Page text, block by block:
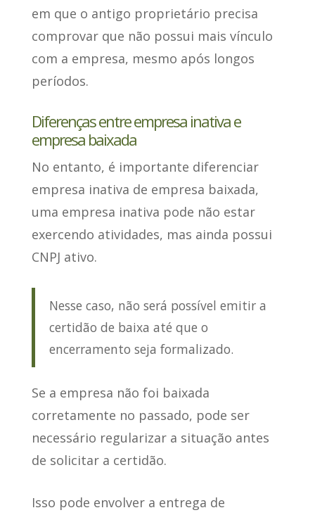
em que o antigo proprietário precisa
comprovar que não possui mais vínculo
com a empresa, mesmo após longos
períodos.
Diferenças entre empresa inativa e
empresa baixada
No entanto, é importante diferenciar
empresa inativa de empresa baixada,
uma empresa inativa pode não estar
exercendo atividades, mas ainda possui
CNPJ ativo.
Nesse caso, não será possível emitir a
certidão de baixa até que o
encerramento seja formalizado.
Se a empresa não foi baixada
corretamente no passado, pode ser
necessário regularizar a situação antes
de solicitar a certidão.
Isso pode envolver a entrega de